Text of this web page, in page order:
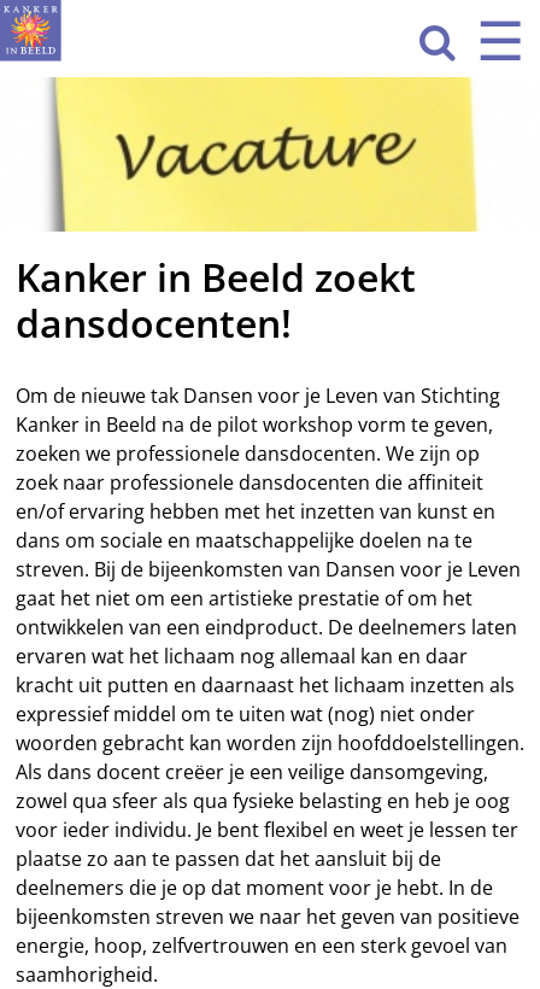
Sla
navigatie
over
☰
HOME
WAT WE DOEN
ACTIVITEITEN
OVER ONS
CONTACT
NIEUWS

Kanker in Beeld zoekt
dansdocenten!
Om de nieuwe tak Dansen voor je Leven van Stichting
Kanker in Beeld na de pilot workshop vorm te geven,
zoeken we professionele dansdocenten. We zijn op
zoek naar professionele dansdocenten die affiniteit
en/of ervaring hebben met het inzetten van kunst en
dans om sociale en maatschappelijke doelen na te
streven. Bij de bijeenkomsten van Dansen voor je Leven
gaat het niet om een artistieke prestatie of om het
ontwikkelen van een eindproduct. De deelnemers laten
ervaren wat het lichaam nog allemaal kan en daar
kracht uit putten en daarnaast het lichaam inzetten als
expressief middel om te uiten wat (nog) niet onder
woorden gebracht kan worden zijn hoofddoelstellingen.
Als dans docent creëer je een veilige dansomgeving,
zowel qua sfeer als qua fysieke belasting en heb je oog
voor ieder individu. Je bent flexibel en weet je lessen ter
plaatse zo aan te passen dat het aansluit bij de
deelnemers die je op dat moment voor je hebt. In de
bijeenkomsten streven we naar het geven van positieve
energie, hoop, zelfvertrouwen en een sterk gevoel van
saamhorigheid.